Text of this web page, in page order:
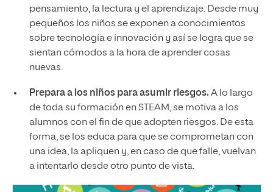
pensamiento, la lectura y el aprendizaje. Desde muy
pequeños los niños se exponen a conocimientos
sobre tecnología e innovación y así se logra que se
sientan cómodos a la hora de aprender cosas
nuevas.
Prepara a los niños para asumir riesgos. A lo largo
de toda su formación en STEAM, se motiva a los
alumnos con el fin de que adopten riesgos. De esta
forma, se los educa para que se comprometan con
una idea, la apliquen y, en caso de que falle, vuelvan
a intentarlo desde otro punto de vista.